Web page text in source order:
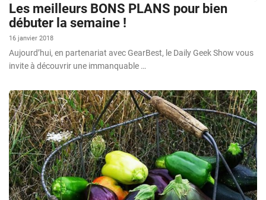
Les meilleurs BONS PLANS pour bien
débuter la semaine !
16 janvier 2018
Aujourd’hui, en partenariat avec GearBest, le Daily Geek Show vous
invite à découvrir une immanquable …